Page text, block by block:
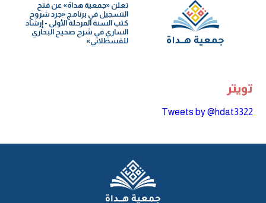
تعلن «جمعية هداة» عن فتح
التسجيل في برنامج «جرد شروح
كتب السنة️ المرحلة الأولى - إرشاد
الساري في شرح صحيح البخاري
للقسطلاني»
تويتر
Tweets by @hdat3322